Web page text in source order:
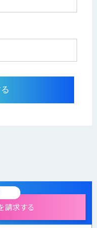
請求する